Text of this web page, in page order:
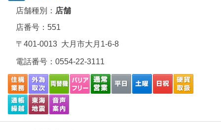
店舗種別： 店舗
店番号：551
〒401-0013 大月市大月1-6-8
電話番号： 0554-22-3111